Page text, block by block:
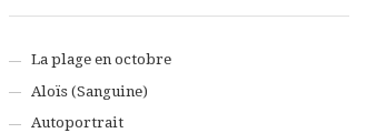
La plage en octobre
Aloïs (Sanguine)
Autoportrait